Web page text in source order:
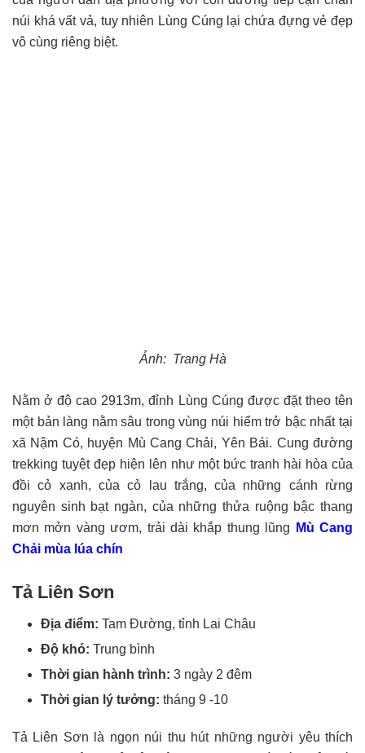
núi khá vất vả, tuy nhiên Lùng Cúng lại chứa đựng vẻ đẹp
vô cùng riêng biệt.
Ảnh: Trang Hà
Nằm ở độ cao 2913m, đỉnh Lùng Cúng được đặt theo tên
một bản làng nằm sâu trong vùng núi hiểm trở bậc nhất tại
xã Nậm Có, huyện Mù Cang Chải, Yên Bái. Cung đường
trekking tuyệt đẹp hiện lên như một bức tranh hài hòa của
đồi cỏ xanh, của cỏ lau trắng, của những cánh rừng
nguyên sinh bạt ngàn, của những thửa ruộng bậc thang
mơn mởn vàng ươm, trải dài khắp thung lũng
Mù Cang
Chải mùa lúa chín
Tả Liên Sơn
Địa điểm: Tam Đường, tỉnh Lai Châu
Độ khó: Trung bình
Thời gian hành trình: 3 ngày 2 đêm
Thời gian lý tưởng: tháng 9 -10
Tả Liên Sơn là ngọn núi thu hút những người yêu thích